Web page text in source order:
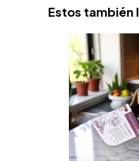
Estos también